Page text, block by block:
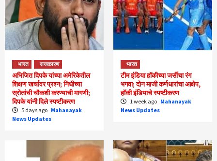
भारत राजकारण
अभिजित दिपके यांच्या अमेरिकेतील
शिक्षण खर्चावर प्रश्न; निधीच्या
स्रोतांची चौकशी करण्याची मागणी;
दिपके यांनी दिले स्पष्टीकरण
5 days ago Mahanayak
News Updates
भारत
टीम इंडिया हॉकीच्या जर्सीचा रंग
भगवा; दोन माजी कर्णधारांचा आक्षेप,
हॉकी इंडियाचे स्पष्टीकरण
1 week ago Mahanayak
News Updates